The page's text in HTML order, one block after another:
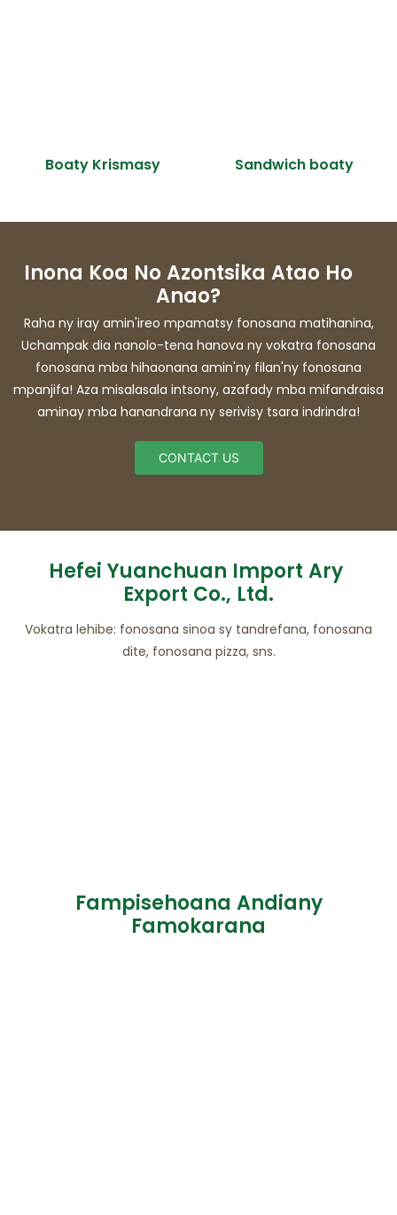
Boaty Krismasy Sandwich boaty
Inona Koa No Azontsika Atao Ho
Anao?
Raha ny iray amin'ireo mpamatsy fonosana matihanina,
Uchampak dia nanolo-tena hanova ny vokatra fonosana
fonosana mba hihaonana amin'ny filan'ny fonosana
mpanjifa! Aza misalasala intsony, azafady mba mifandraisa
aminay mba hanandrana ny serivisy tsara indrindra!
CONTACT US
Hefei Yuanchuan Import Ary
Export Co., Ltd.
Vokatra lehibe: fonosana sinoa sy tandrefana, fonosana
dite, fonosana pizza, sns.
Fampisehoana Andiany
Famokarana